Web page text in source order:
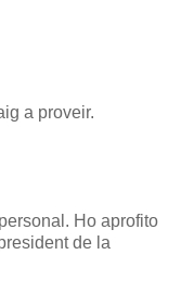
a proveir.
Ho aprofito
de la